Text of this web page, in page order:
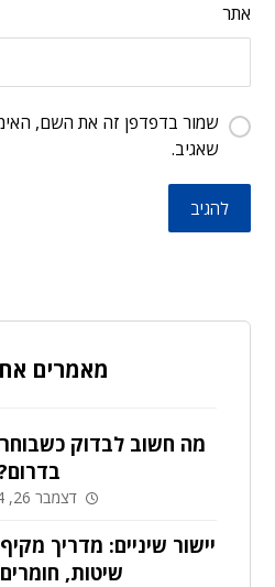
אתר
שמור בדפדפן זה את השם,
שאגיב.
להגיב
מאמרים
מה חשוב לבדוק
דצמבר 26, 2024
יישור שיניים: מדריך
שיטות, חומרים